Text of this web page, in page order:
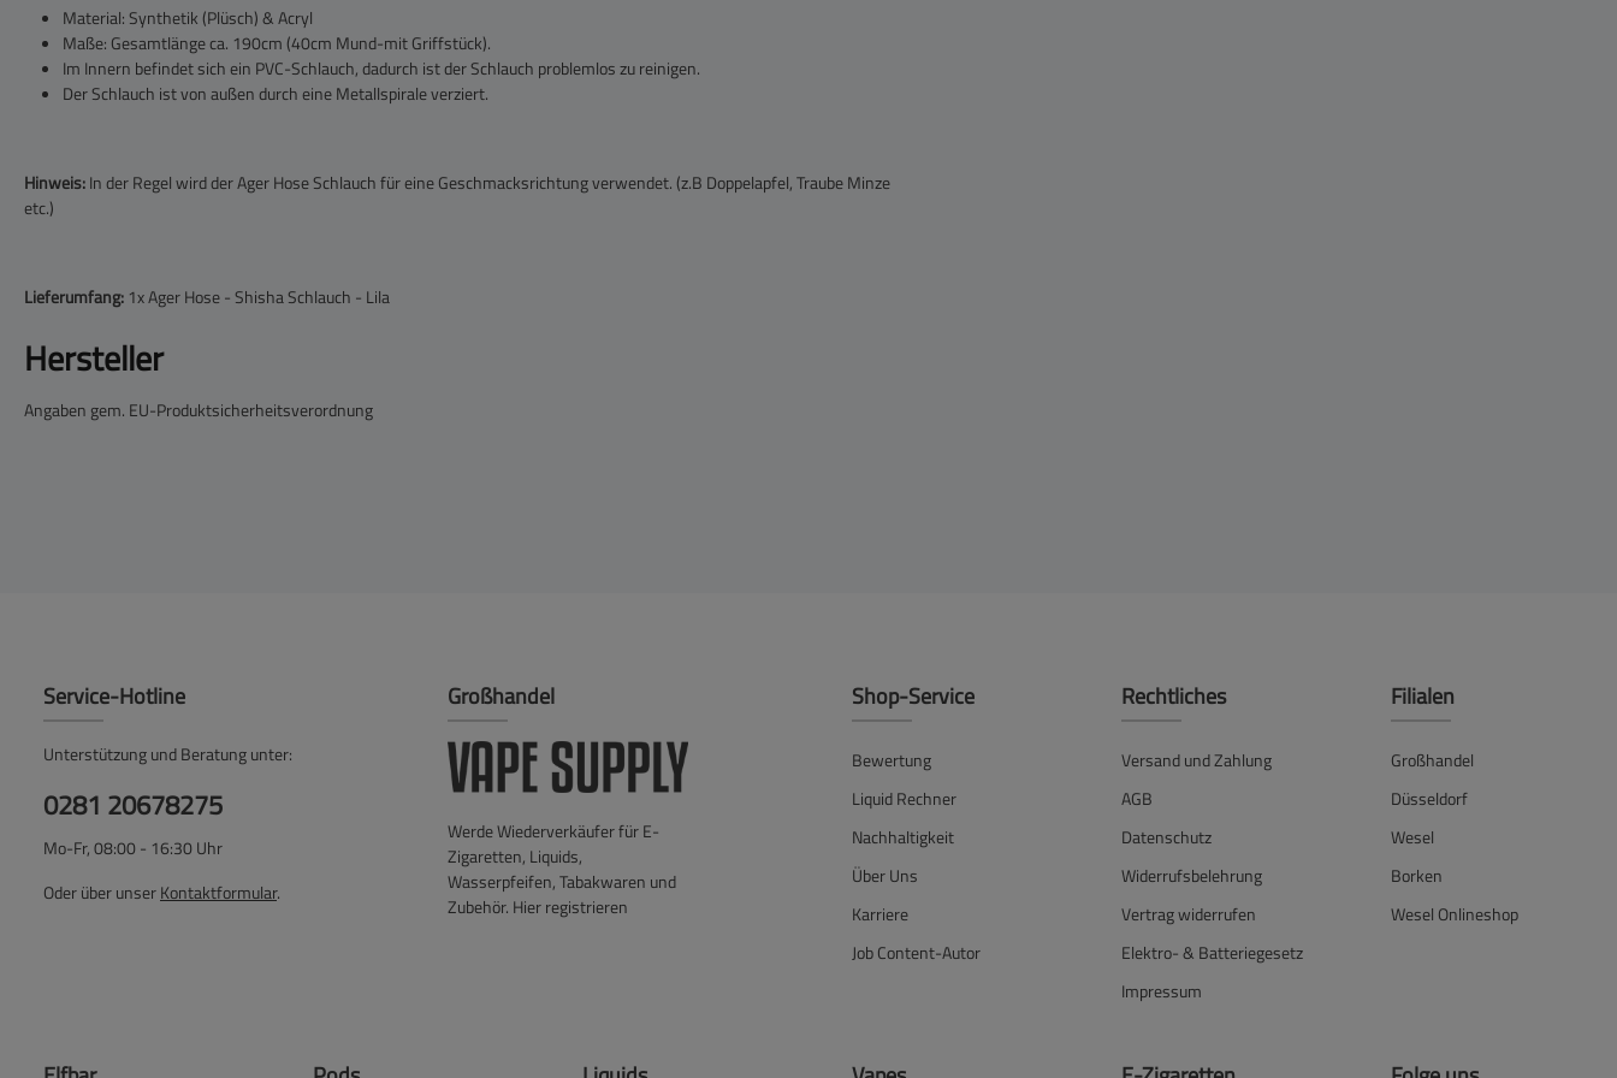
Material: Synthetik (Plüsch) & Acryl
Maße: Gesamtlänge ca. 190cm (40cm Mund-mit Griffstück).
Im Innern befindet sich ein PVC-Schlauch, dadurch ist der Schlauch problemlos zu reinigen.
Der Schlauch ist von außen durch eine Metallspirale verziert.
Hinweis:In der Regel wird der Ager Hose Schlauch für eine Geschmacksrichtung verwendet. (z.B Doppelapfel, Traube Minze
etc.)
Lieferumfang: 1x Ager Hose - Shisha Schlauch - Lila
Hersteller
Angaben gem. EU-Produktsicherheitsverordnung
Service-Hotline
Unterstützung und Beratung unter:
0281 20678275
Mo-Fr, 08:00 - 16:30 Uhr
Oder über unserKontaktformular.
Großhandel
Werde Wiederverkäufer für E-
Zigaretten, Liquids,
Wasserpfeifen, Tabakwaren und
Zubehör. Hier registrieren
Shop-Service
Bewertung
Liquid Rechner
Nachhaltigkeit
Über Uns
Karriere
Job Content-Autor
Rechtliches
Versand und Zahlung
AGB
Datenschutz
Widerrufsbelehrung
Vertrag widerrufen
Elektro- & Batteriegesetz
Impressum
Filialen
Großhandel
Düsseldorf
Wesel
Borken
Wesel Onlineshop